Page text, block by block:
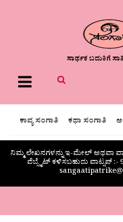
ಸಾರ್ಥಕ ಬದುಕಿಗೆ
Menu
ಕಾವ್ಯ ಸಂಗಾತಿ ಕಥಾ ಸಂಗಾತಿ
ನಿಮ್ಮ ಲೇಖನಗಳನ್ನು ಇ-ಮೇಲ್ ಅಥವಾ
ವೆಬ್ಸೈಟ್ ಕಳಿಸಬಹುದು ವಾಟ್ಸಪ್‌ :-